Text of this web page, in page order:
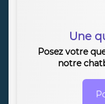
Une
Posez votre
notre